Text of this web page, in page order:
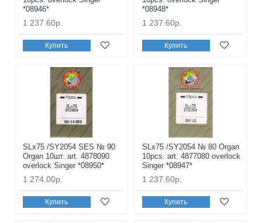
*08946*
1 237.60р.
Купить
*08948*
1 237.60р.
Купить
SLx75 /SY2054 SES № 90
Organ 10шт. art. 4878090
overlock Singer *08950*
1 274.00р.
Купить
SLx75 /SY2054 № 80 Organ
10pcs. art. 4877080 overlock
Singer *08947*
1 237.60р.
Купить